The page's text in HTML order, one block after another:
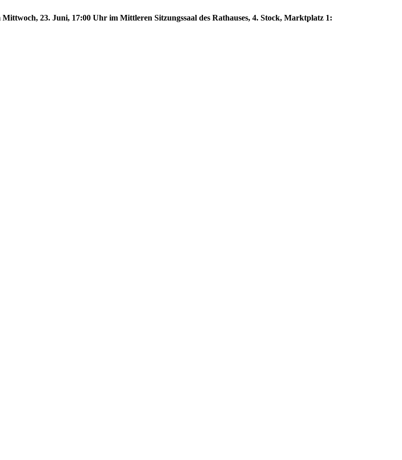
23. Juni, 17:00 Uhr im Mittleren Sitzungssaal des Rathauses, 4. Stock, Marktplatz 1: